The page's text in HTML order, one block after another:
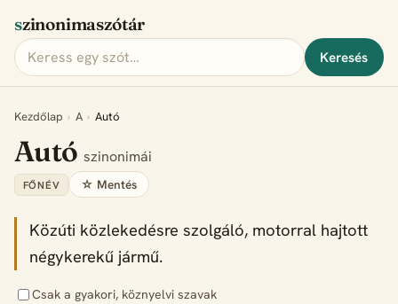
szinonimaszótár
Keresés
Kezdőlap › A › Autó
Autó szinonimái
FŐNÉV ☆ Mentés
Közúti közlekedésre szolgáló, motorral hajtott
négykerekű jármű.
Csak a gyakori, köznyelvi szavak